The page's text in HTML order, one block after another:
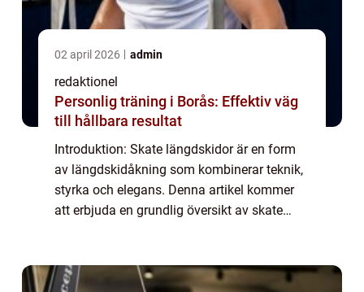
02 april 2026 admin
redaktionel
Personlig träning i Borås: Effektiv väg
till hållbara resultat
Introduktion: Skate längdskidor är en form
av längdskidåkning som kombinerar teknik,
styrka och elegans. Denna artikel kommer
att erbjuda en grundlig översikt av skate